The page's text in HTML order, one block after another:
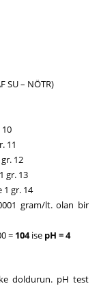
SU – NÖTR)
11
12
gr. 13
1 gr. 14
gram/lt. olan bir
= 104ise pH = 4
doldurun. pH test